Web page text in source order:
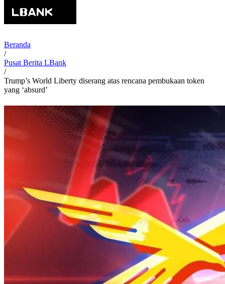
Beranda
/
Pusat Berita LBank
/
Trump’s World Liberty diserang atas rencana pembukaan token
yang ‘absurd’